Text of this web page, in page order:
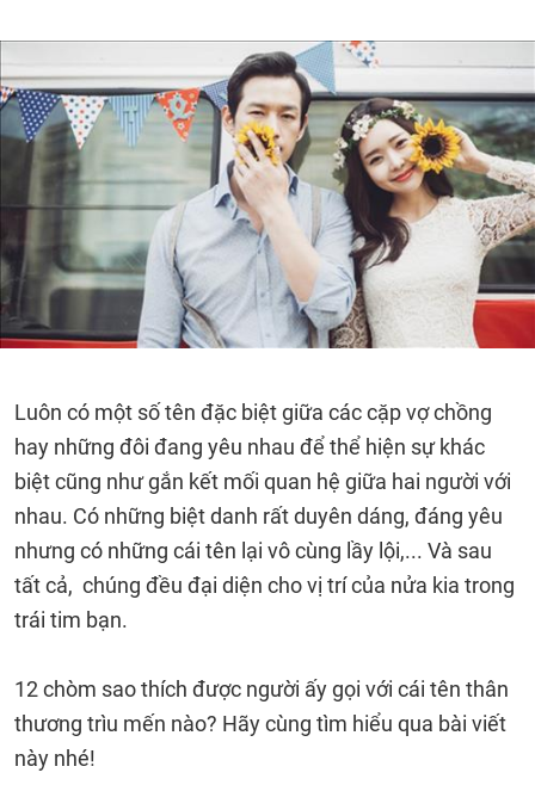
Luôn có một số tên đặc biệt giữa các cặp vợ chồng
hay những đôi đang yêu nhau để thể hiện sự khác
biệt cũng như gắn kết mối quan hệ giữa hai người với
nhau. Có những biệt danh rất duyên dáng, đáng yêu
nhưng có những cái tên lại vô cùng lầy lội,... Và sau
tất cả, chúng đều đại diện cho vị trí của nửa kia trong
trái tim bạn.
12 chòm sao thích được người ấy gọi với cái tên thân
thương trìu mến nào? Hãy cùng tìm hiểu qua bài viết
này nhé!